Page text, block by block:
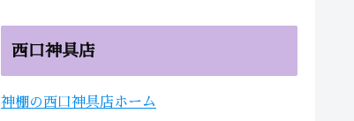
西口神具店
神棚の西口神具店ホーム